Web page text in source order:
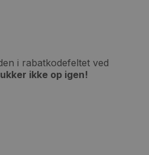
i rabatkodefeltet ved
ikke op igen!